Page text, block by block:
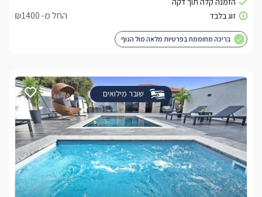
החל מ- ₪1400
בריכה מחוממת בפרטיות מלאה מול הנוף
שובר מילואים